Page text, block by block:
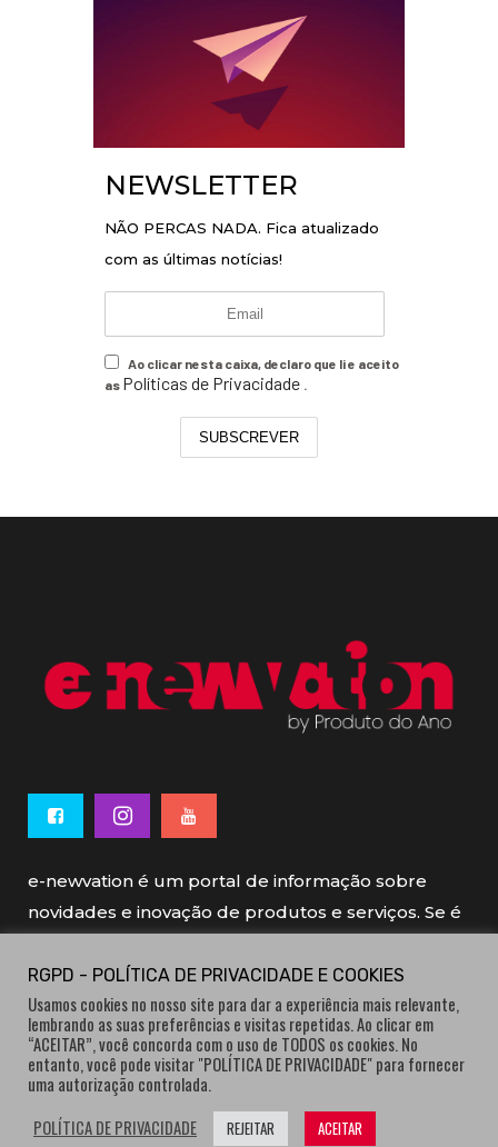
NEWSLETTER
NÃO PERCAS NADA. Fica atualizado
com as últimas notícias!
Ao clicar nesta caixa, declaro que li e aceito
as Políticas de Privacidade .
SUBSCREVER
e-newvation é um portal de informação sobre
novidades e inovação de produtos e serviços. Se é
e-newvation tem o patrocínio do “Produto do
Ano”, o prémio de inovação atribuído por
consumidores.
RGPD - POLÍTICA DE PRIVACIDADE E COOKIES
Usamos cookies no nosso site para dar a experiência mais relevante,
lembrando as suas preferências e visitas repetidas. Ao clicar em
“ACEITAR”, você concorda com o uso de TODOS os cookies. No
entanto, você pode visitar "POLÍTICA DE PRIVACIDADE" para fornecer
uma autorização controlada.
POLÍTICA DE PRIVACIDADE
REJEITAR ACEITAR